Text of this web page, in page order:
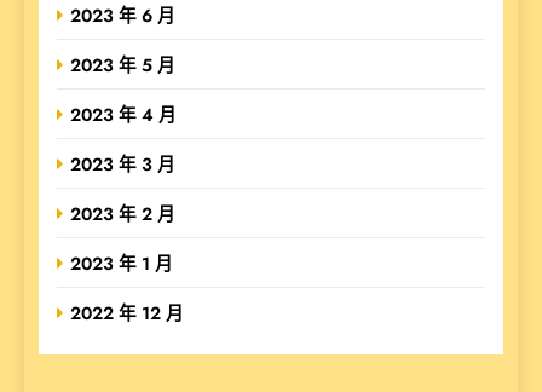
2023 年 6 月
2023 年 5 月
2023 年 4 月
2023 年 3 月
2023 年 2 月
2023 年 1 月
2022 年 12 月